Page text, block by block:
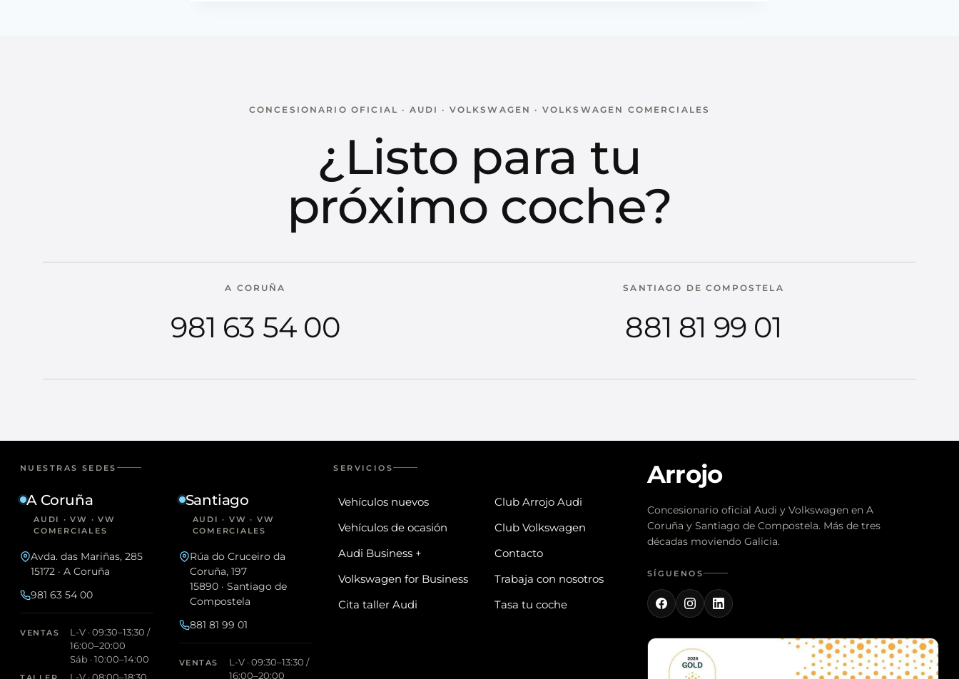
CONCESIONARIO OFICIAL · AUDI · VOLKSWAGEN · VOLKSWAGEN COMERCIALES
¿Listo para tu
próximo coche?
A CORUÑA
981 63 54 00
SANTIAGO DE COMPOSTELA
881 81 99 01
NUESTRAS SEDES
A Coruña
AUDI · VW · VW
COMERCIALES
Avda. das Mariñas, 285
15172 · A Coruña
981 63 54 00
VENTAS
L-V · 09:30–13:30 /
16:00–20:00
Sáb · 10:00–14:00
Santiago
AUDI · VW · VW
COMERCIALES
Rúa do Cruceiro da
Coruña, 197
15890 · Santiago de
Compostela
881 81 99 01
VENTAS
L-V · 09:30–13:30 /
16:00–20:00
SERVICIOS
Vehículos nuevos
Vehículos de ocasión
Audi Business +
Volkswagen for Business
Cita taller Audi
Club Arrojo Audi
Club Volkswagen
Contacto
Trabaja con nosotros
Tasa tu coche
Arrojo
Concesionario oficial Audi y Volkswagen en A
Coruña y Santiago de Compostela. Más de tres
décadas moviendo Galicia.
SÍGUENOS